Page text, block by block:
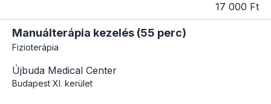
17 000 Ft
Manuálterápia kezelés (55 perc)
Fizioterápia
Újbuda Medical Center
Budapest XI. kerület